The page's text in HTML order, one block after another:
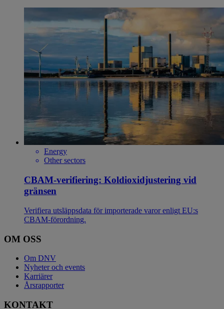
Energy
Other sectors
CBAM-verifiering: Koldioxidjustering vid
gränsen
Verifiera utsläppsdata för importerade varor enligt EU:s
CBAM‑förordning.
OM OSS
Om DNV
Nyheter och events
Karriärer
Årsrapporter
KONTAKT